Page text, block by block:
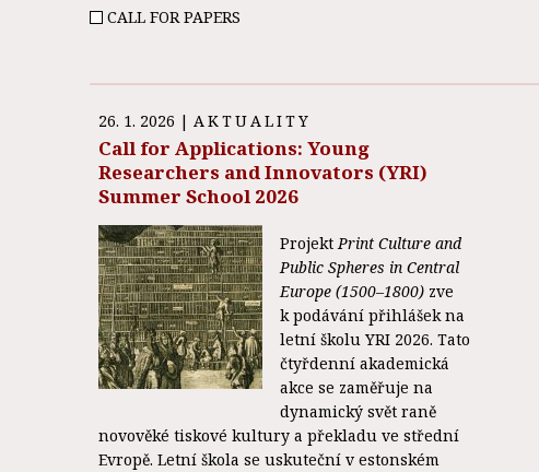
CALL FOR PAPERS
26. 1. 2026 | AKTUALITY
Call for Applications: Young
Researchers and Innovators (YRI)
Summer School 2026
ProjektPrint Culture and
Public Spheres in Central
Europe (1500–1800) zve
k podávání přihlášek na
letní školu YRI 2026. Tato
čtyřdenní akademická
akce se zaměřuje na
dynamický svět raně
novověké tiskové kultury a překladu ve střední
Evropě. Letní škola se uskuteční v estonském